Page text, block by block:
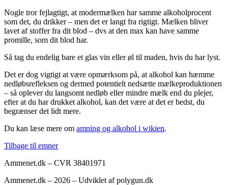
Nogle tror fejlagtigt, at modermælken har samme alkoholprocent
som det, du drikker – men det er langt fra rigtigt. Mælken bliver
lavet af stoffer fra dit blod – dvs at den max kan have samme
promille, som dit blod har.
Så tag du endelig bare et glas vin eller øl til maden, hvis du har lyst.
Det er dog vigtigt at være opmærksom på, at alkohol kan hæmme
nedløbsrefleksen og dermed potentielt nedsætte mælkeproduktionen
– så oplever du langsomt nedløb eller mindre mælk end du plejer,
efter at du har drukket alkohol, kan det være at det er bedst, du
begrænser det lidt mere.
Du kan læse mere om amning og alkohol i wikien.
Tilbage til emner
Ammenet.dk – CVR 38401971
Ammenet.dk – 2026 – Udviklet af polygun.dk